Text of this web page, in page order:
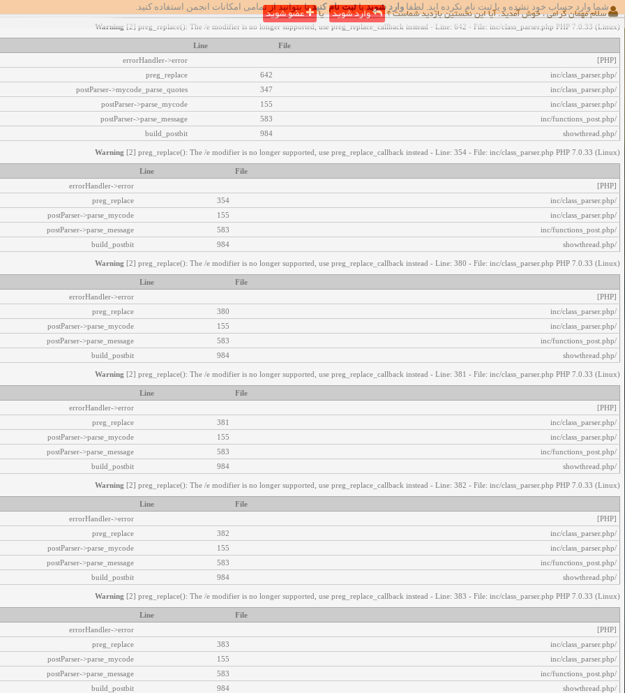
شما وارد حساب خود نشده و یا ثبت نام نکرده اید. لطفا وارد شویدیاثبت نام کنیدتا بتوانید از تمامی امکانات انجمن استفاده کنید. اخطار‌های زیر رخ داد:
Warning [2] preg_replace(): The /e modifier is no longer supported, use preg_replace_callback instead - Line: 642 - File: inc/class_parser.php PHP 7.0.33 (Linux)
File
Line
[PHP]
errorHandler->error
/inc/class_parser.php
642
preg_replace
/inc/class_parser.php
347
postParser->mycode_parse_quotes
/inc/class_parser.php
155
postParser->parse_mycode
/inc/functions_post.php
583
postParser->parse_message
/showthread.php
984
build_postbit
Warning [2] preg_replace(): The /e modifier is no longer supported, use preg_replace_callback instead - Line: 354 - File: inc/class_parser.php PHP 7.0.33 (Linux)
File
Line
[PHP]
errorHandler->error
/inc/class_parser.php
354
preg_replace
/inc/class_parser.php
155
postParser->parse_mycode
/inc/functions_post.php
583
postParser->parse_message
/showthread.php
984
build_postbit
Warning [2] preg_replace(): The /e modifier is no longer supported, use preg_replace_callback instead - Line: 380 - File: inc/class_parser.php PHP 7.0.33 (Linux)
File
Line
[PHP]
errorHandler->error
/inc/class_parser.php
380
preg_replace
/inc/class_parser.php
155
postParser->parse_mycode
/inc/functions_post.php
583
postParser->parse_message
/showthread.php
984
build_postbit
Warning [2] preg_replace(): The /e modifier is no longer supported, use preg_replace_callback instead - Line: 381 - File: inc/class_parser.php PHP 7.0.33 (Linux)
File
Line
[PHP]
errorHandler->error
/inc/class_parser.php
381
preg_replace
/inc/class_parser.php
155
postParser->parse_mycode
/inc/functions_post.php
583
postParser->parse_message
/showthread.php
984
build_postbit
Warning [2] preg_replace(): The /e modifier is no longer supported, use preg_replace_callback instead - Line: 382 - File: inc/class_parser.php PHP 7.0.33 (Linux)
File
Line
[PHP]
errorHandler->error
/inc/class_parser.php
382
preg_replace
/inc/class_parser.php
155
postParser->parse_mycode
/inc/functions_post.php
583
postParser->parse_message
/showthread.php
984
build_postbit
Warning [2] preg_replace(): The /e modifier is no longer supported, use preg_replace_callback instead - Line: 383 - File: inc/class_parser.php PHP 7.0.33 (Linux)
File
Line
[PHP]
errorHandler->error
/inc/class_parser.php
383
preg_replace
/inc/class_parser.php
155
postParser->parse_mycode
/inc/functions_post.php
583
postParser->parse_message
/showthread.php
984
build_postbit
سلام مهمان گرامی ، خوش آمدید. آیا این نخستین بازدید شماست ؟ وارد شوید یا عضو شوید